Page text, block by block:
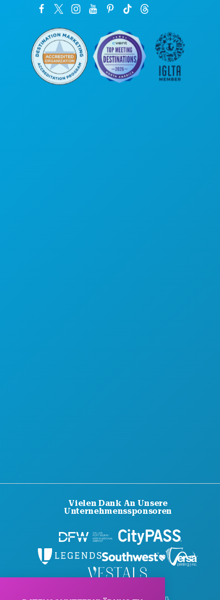
Vielen Dank An Unsere
Unternehmenssponsoren
© 2026 Visit Dallas. Alle Rechte vorbehalten.